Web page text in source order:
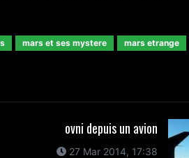
mars et ses mystere
mars etrange
ovni depuis un avion
27 Mar 2014, 17:38